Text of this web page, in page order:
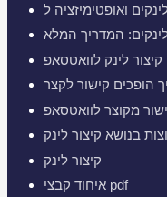
המדריך המלא
קיצור לינק לוואטסאפ
הופכים קישור לקצר
בנושא קיצור לינק
קיצור לינק
איחוד קבצי pdf